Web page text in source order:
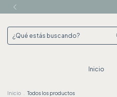
Inicio
Inicio Todos los productos